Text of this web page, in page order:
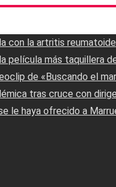
con la artritis reumatoide
película más taquillera
de «Buscando el mar
tras cruce con
le haya ofrecido a